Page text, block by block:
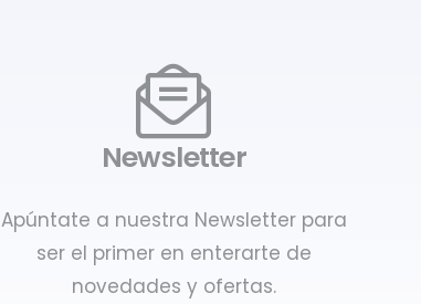
Newsletter
Apúntate a nuestra Newsletter para
ser el primer en enterarte de
novedades y ofertas.